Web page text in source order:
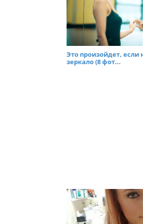
Это произойдет,
зеркало (8 фот...